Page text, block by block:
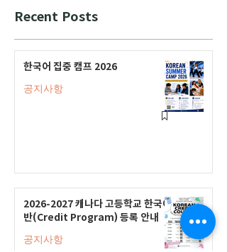
Recent Posts
한국어 집중 캠프 2026
공지사항
2026-2027 캐나다 고등학교 한국어
반(Credit Program) 등록 안내
공지사항